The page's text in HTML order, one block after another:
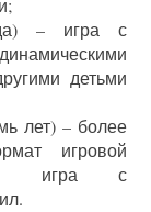
– игра с
детьми
лет) – более
игровой
игра с